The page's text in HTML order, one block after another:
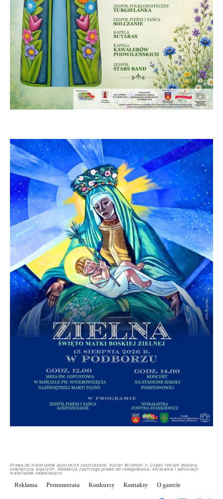
Prawa do materiałów autorskich zastrzeżone. Kurier Wileński © Część reklam dobiera
zewnętrzny algorytm. Redakcja zastrzega prawo do redagowania, skracania i adiustacji
materiałów nadesłanych.
Reklama Prenumerata Konkursy Kontakty O gazecie